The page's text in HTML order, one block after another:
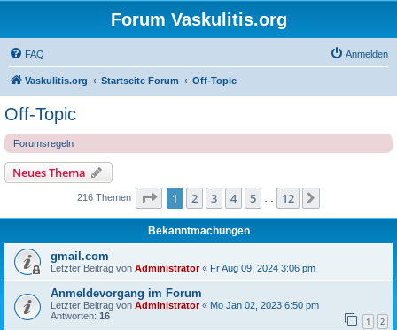
Forum Vaskulitis.org
FAQ Anmelden
Vaskulitis.org Startseite Forum Off-Topic
Off-Topic
Forumsregeln
Neues Thema
216 Themen Seite 1von 12
1 2 3 4 5 12
Bekanntmachungen
gmail.com
Letzter Beitrag von Administrator« Fr Aug 09, 2024 3:06 pm
Anmeldevorgang im Forum
Letzter Beitrag von Administrator« Mo Jan 02, 2023 6:50 pm
Antworten: 16 1 2